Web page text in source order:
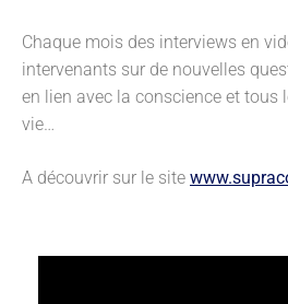
Chaque mois des interviews en
intervenants sur de nouvelles
en lien avec la conscience et tous
vie…
A découvrir sur le site